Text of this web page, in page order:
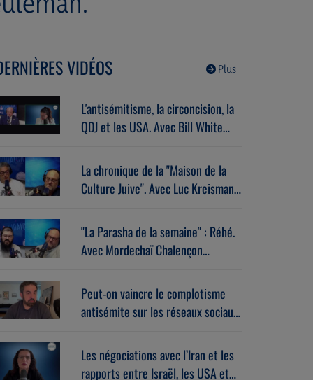
Plus
VIDÉOS
L'antisémitisme, la circoncision, la
QDJ et les USA. Avec Bill White
La chronique de la "Maison de la
Culture Juive". Avec Luc Kreisman
"La Parasha de la semaine" : Réhé.
Avec Mordechaï Chalençon
Peut-on vaincre le complotisme
antisémite sur les réseaux sociaux
(06/08/2026)
Les négociations avec l’Iran et les
rapports entre Israël, les USA et